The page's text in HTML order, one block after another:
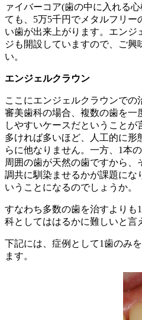
ァイバーコア(歯の中に入れる
ても、5万5千円でメタルフリー
い歯が出来上がります。エンジ
ジも開設していますので、ご興
い。
エンジェルクラウン
ここにエンジェルクラウンでの
審美歯科の場合、複数の歯を一
しやすいケースだということ
多ければ多いほど、人工的に
らに他なりません。一方、1本
周囲の歯が天然の歯ですから
調共に馴染ませるかが課題にな
いうことになるのでしょうか。
すなわち多数の歯を治すよりも
科としてははるかに難しいと言
下記には、症例として1歯のみ
ます。